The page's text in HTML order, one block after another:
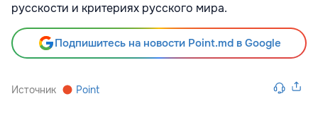
русскости и критериях русского мира.
Подпишитесь на новости Point.md в Google
Источник Point